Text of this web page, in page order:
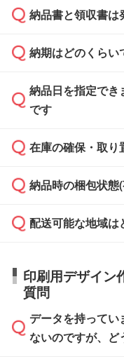
基本的には先入
どの場合は、月
また、卒業・卒
校や幼稚園・保
ご希望の際は担
ください。
納品書と領収書は
納品書・領収書
ず、通常はPDF
ます。
たは注文フォー
納期はどのくらい
・印刷する場合
ご入金、イメー
ご入金確認後、
タッフまでお問
ル」に注文予定
その締切日や出
納品日を指定でき
です
ご希望の納期が
い。
応が可能かご案
す。>>対象商品
※最短出荷日は商
品ページにてご
在庫の確保・取り
ご入金確認後に
はできかねます
納品時の梱包状態
商品によって異
す。(白箱、化粧
【袋入り】 商品
す。(透明袋、デ
【個包装なし】
配送可能な地域は
直接納品は行っ
ださい。
印刷用デザイン
質問
データを持ってい
ないのですが、ど